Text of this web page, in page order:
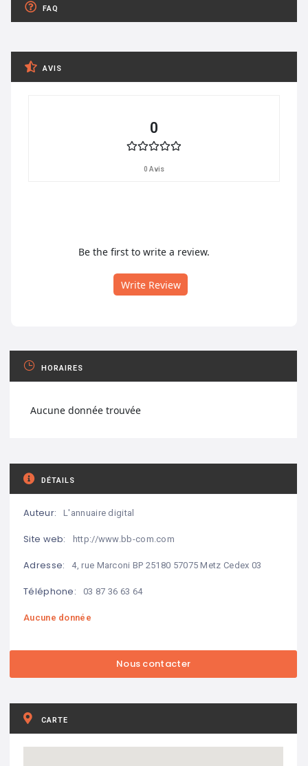
FAQ
AVIS
0
0 Avis
Be the first to write a review.
Write Review
HORAIRES
Aucune donnée trouvée
DÉTAILS
Auteur: L'annuaire digital
Site web: http://www.bb-com.com
Adresse: 4, rue Marconi BP 25180 57075 Metz Cedex 03
Téléphone: 03 87 36 63 64
Aucune donnée
CARTE